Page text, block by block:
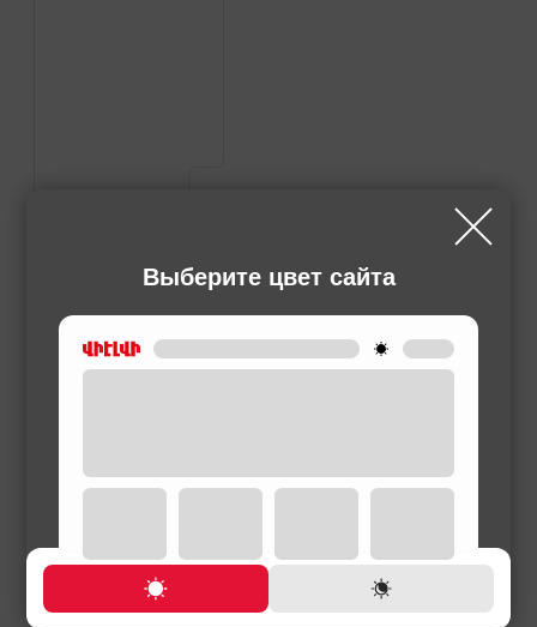
Выберите цвет сайта
163,500 ֏
6,200 ֏